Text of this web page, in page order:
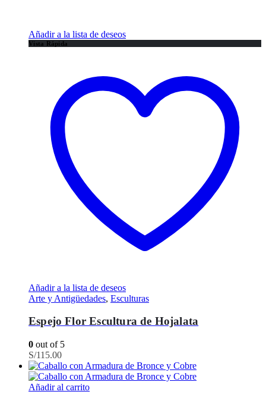
Añadir a la lista de deseos
Vista Rápida
Añadir a la lista de deseos
Arte y Antigüedades, Esculturas
Espejo Flor Escultura de Hojalata
0 out of 5
S/115.00
Añadir al carrito